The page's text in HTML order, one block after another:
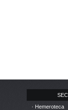
· Hemeroteca